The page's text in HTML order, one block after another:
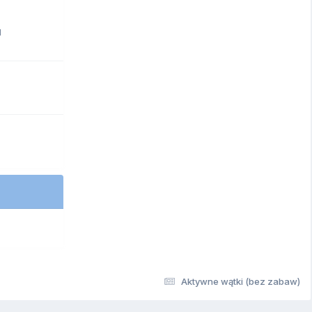
Aktywne wątki (bez zabaw)